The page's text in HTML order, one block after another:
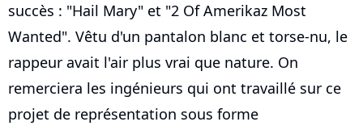
succès : "Hail Mary" et "2 Of Amerikaz Most
Wanted". Vêtu d'un pantalon blanc et torse-nu, le
rappeur avait l'air plus vrai que nature. On
remerciera les ingénieurs qui ont travaillé sur ce
projet de représentation sous forme